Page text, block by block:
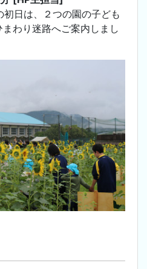
日は、２つの園の子ども
わり迷路へご案内しまし